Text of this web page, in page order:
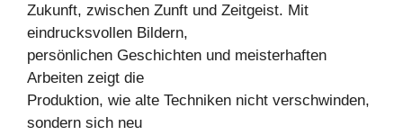
Zukunft, zwischen Zunft und Zeitgeist. Mit
eindrucksvollen Bildern,
persönlichen Geschichten und meisterhaften
Arbeiten zeigt die
Produktion, wie alte Techniken nicht verschwinden,
sondern sich neu